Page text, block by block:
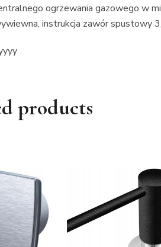
ogrzewania gazowego w
instrukcja zawór spustowy
products